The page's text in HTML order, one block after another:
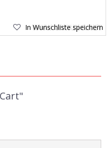
In Wunschliste speichern